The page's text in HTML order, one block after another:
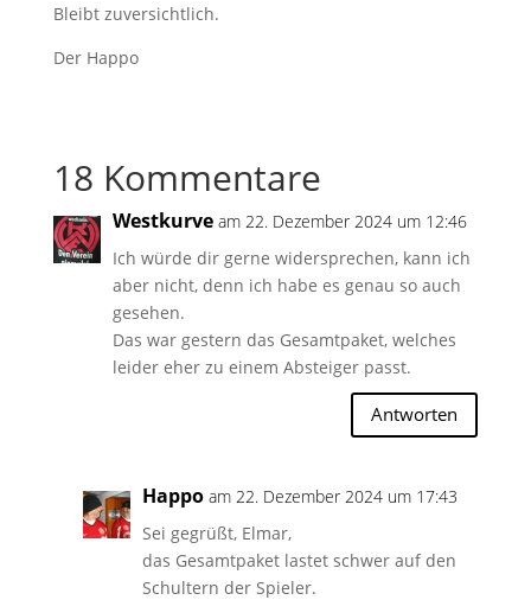
Bleibt zuversichtlich.
Der Happo
18 Kommentare
Westkurve am 22. Dezember 2024 um 12:46
Ich würde dir gerne widersprechen, kann ich
aber nicht, denn ich habe es genau so auch
gesehen.
Das war gestern das Gesamtpaket, welches
leider eher zu einem Absteiger passt.
Antworten
Happo am 22. Dezember 2024 um 17:43
Sei gegrüßt, Elmar,
das Gesamtpaket lastet schwer auf den
Schultern der Spieler.